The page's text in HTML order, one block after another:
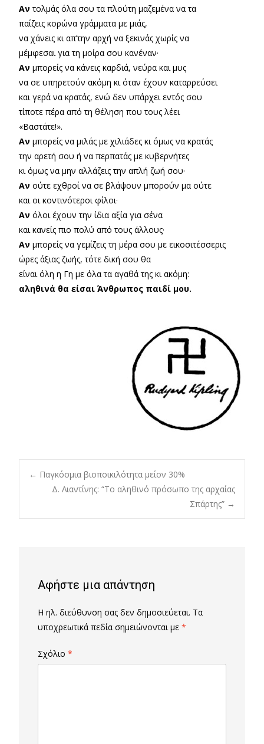
Αντολμάς όλα σου τα πλούτη μαζεμένα να τα
παίζεις κορώνα γράμματα με μιάς,
να χάνεις κι απ’την αρχή να ξεκινάς χωρίς να
μέμφεσαι για τη μοίρα σου κανέναν·
Αν μπορείς να κάνεις καρδιά, νεύρα και μυς
να σε υπηρετούν ακόμη κι όταν έχουν καταρρεύσει
και γερά να κρατάς, ενώ δεν υπάρχει εντός σου
τίποτε πέρα από τη θέληση που τους λέει
«Βαστάτε!».
Αν μπορείς να μιλάς με χιλιάδες κι όμως να κρατάς
την αρετή σου ή να περπατάς με κυβερνήτες
κι όμως να μην αλλάζεις την απλή ζωή σου·
Αν ούτε εχθροί να σε βλάψουν μπορούν μα ούτε
και οι κοντινότεροι φίλοι·
Αν όλοι έχουν την ίδια αξία για σένα
και κανείς πιο πολύ από τους άλλους·
Αν μπορείς να γεμίζεις τη μέρα σου με εικοσιτέσσερις
ώρες άξιας ζωής, τότε δική σου θα
είναι όλη η Γη με όλα τα αγαθά της κι ακόμη:
αληθινά θα είσαι Άνθρωπος παιδί μου.
Post
navigation
← Παγκόσμια βιοποικιλότητα μείον 30%
Δ. Λιαντίνης: “Το αληθινό πρόσωπο της αρχαίας
Σπάρτης” →
Αφήστε μια απάντηση
Η ηλ. διεύθυνση σας δεν δημοσιεύεται. Τα
υποχρεωτικά πεδία σημειώνονται με *
Σχόλιο *